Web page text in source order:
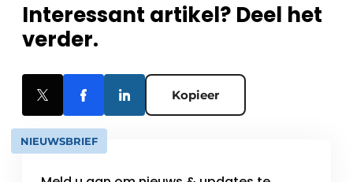
Interessant artikel? Deel het
verder.
Kopieer
NIEUWSBRIEF